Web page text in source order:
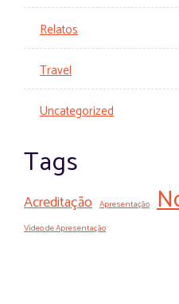
Relatos
Travel
Uncategorized
Tags
Acreditação Apresentação
Vídeo de Apresentação